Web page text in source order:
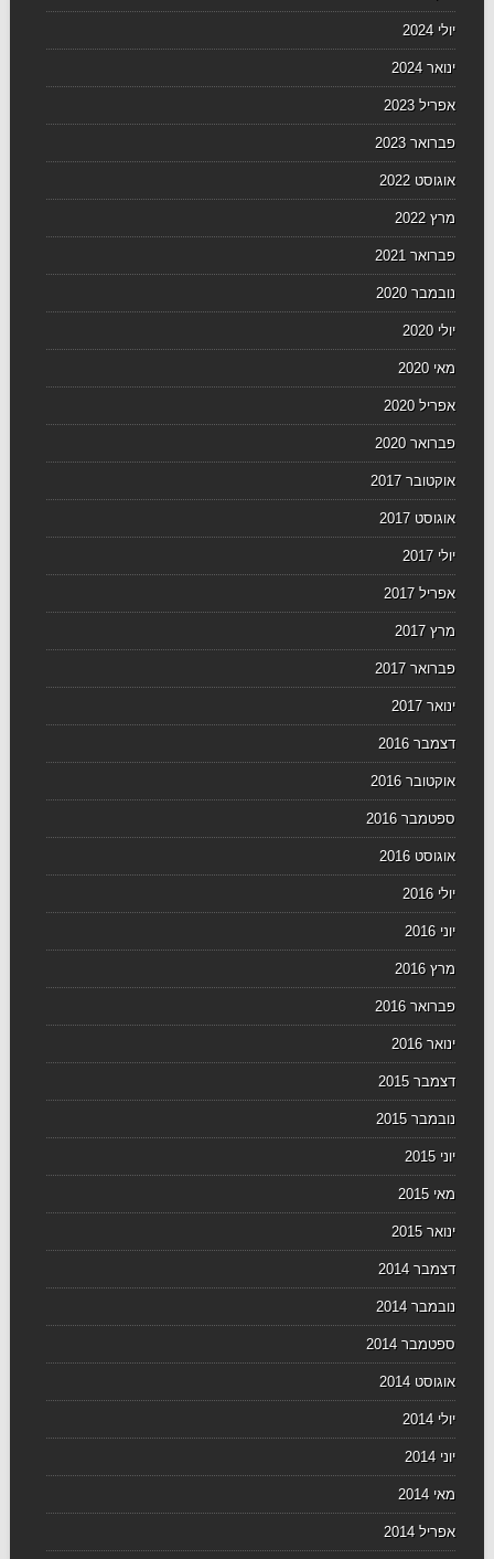
יולי 2024
ינואר 2024
אפריל 2023
פברואר 2023
אוגוסט 2022
מרץ 2022
פברואר 2021
נובמבר 2020
יולי 2020
מאי 2020
אפריל 2020
פברואר 2020
אוקטובר 2017
אוגוסט 2017
יולי 2017
אפריל 2017
מרץ 2017
פברואר 2017
ינואר 2017
דצמבר 2016
אוקטובר 2016
ספטמבר 2016
אוגוסט 2016
יולי 2016
יוני 2016
מרץ 2016
פברואר 2016
ינואר 2016
דצמבר 2015
נובמבר 2015
יוני 2015
מאי 2015
ינואר 2015
דצמבר 2014
נובמבר 2014
ספטמבר 2014
אוגוסט 2014
יולי 2014
יוני 2014
מאי 2014
אפריל 2014